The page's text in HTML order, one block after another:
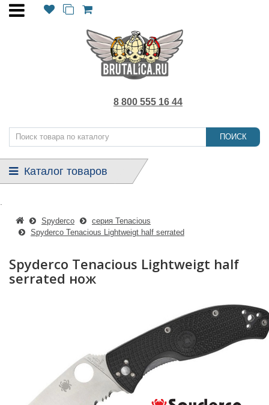
8 800 555 16 44
ПОИСК
Каталог товаров
Spyderco
серия Tenacious
Spyderco Tenacious Lightweigt half serrated
Spyderco Tenacious Lightweigt half
serrated нож